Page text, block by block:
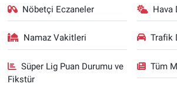
Nöbetçi Eczaneler Hava
Namaz Vakitleri Trafik
Süper Lig Puan Durumu ve
Fikstür
Tüm